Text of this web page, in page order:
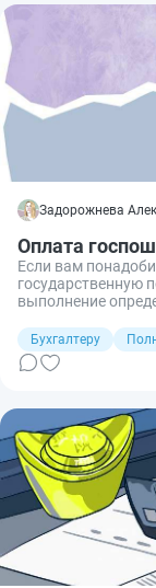
Задорожнева
Оплата
Если вам
государственную
выполнение
и физические
организациям
Бухгалтеру